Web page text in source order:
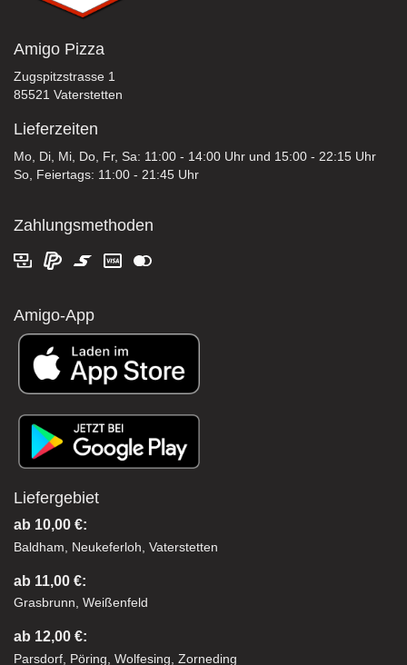
Amigo Pizza
Zugspitzstrasse 1
85521 Vaterstetten
Lieferzeiten
Mo, Di, Mi, Do, Fr, Sa: 11:00 - 14:00 Uhr und 15:00 - 22:15 Uhr
So, Feiertags: 11:00 - 21:45 Uhr
Zahlungsmethoden
Amigo-App
Liefergebiet
ab 10,00 €:
Baldham, Neukeferloh, Vaterstetten
ab 11,00 €:
Grasbrunn, Weißenfeld
ab 12,00 €:
Parsdorf, Pöring, Wolfesing, Zorneding